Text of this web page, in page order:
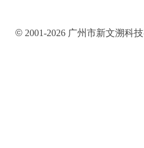
© 2001-2026 广州市新文溯科